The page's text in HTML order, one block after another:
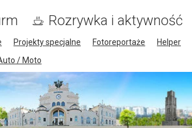
Rozrywka i aktywność
Projekty specjalne Fotoreportaże Helper
/ Moto